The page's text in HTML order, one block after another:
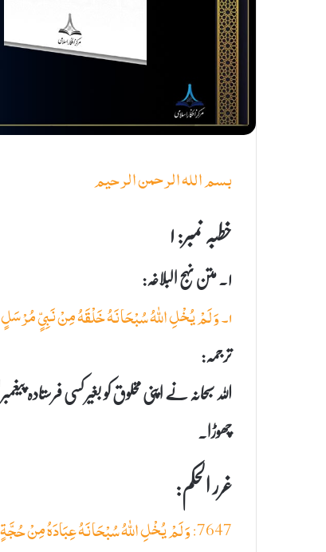
بسم اللہ الرحمن الرحیم
خطبہ نمبر: ۱
۱۔ متن نہج البلاغہ:
۱۔ وَلَمْ یُخْلِ اللهُ سُبْحَانَهُ خَلْقَهُ مِنْ نَبِیٍّ مُرْسَلٍ، أَوْ كِتَابٍ مُنْزَلٍ، أَوْ حُجَّةٍ لاَزِمَة، أَوْ مَحَجَّةٍ قَائِمَةٍ
ترجمہ:
اللہ سبحانہ نے اپنی مخلوق کو بغیر کسی
چھوڑا۔
غرر الحکم:
7647: وَلَمْ یُخْلِ اللهُ سُبْحَانَهُ عِبَادَہُ مِنْ حُجَّةٍ لاَزِمَة أَوْ مَحَجَّةٍ قَائِمَةٍ